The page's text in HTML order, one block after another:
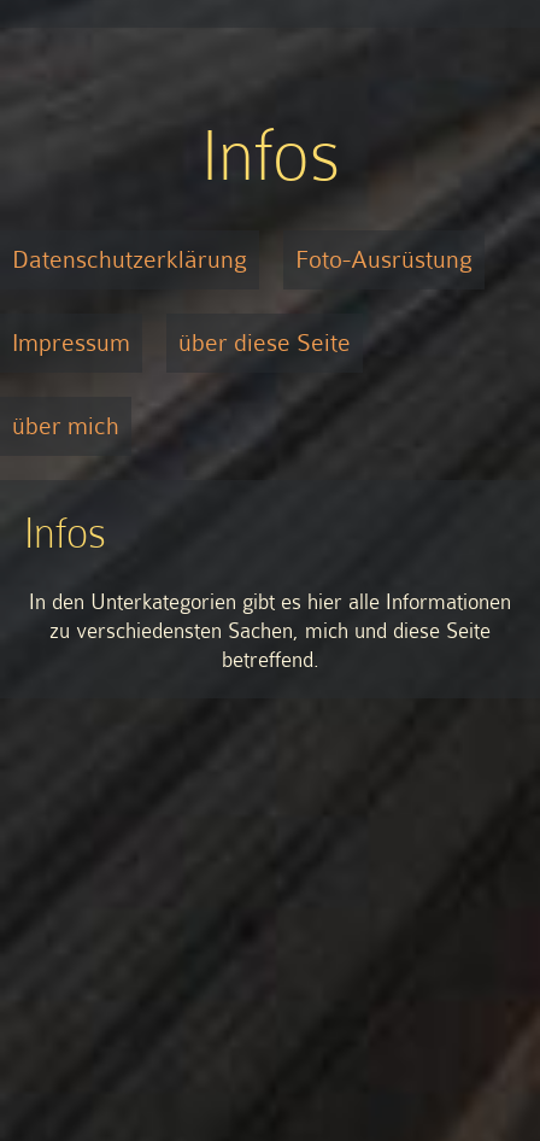
Infos
Datenschutzerklärung Foto-Ausrüstung
Impressum über diese Seite
über mich
Infos
In den Unterkategorien gibt es hier alle Informationen
zu verschiedensten Sachen, mich und diese Seite
betreffend.